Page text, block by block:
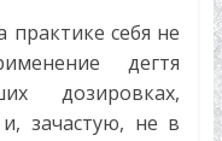
себя не
дегтя
дозировках,
зачастую, не в